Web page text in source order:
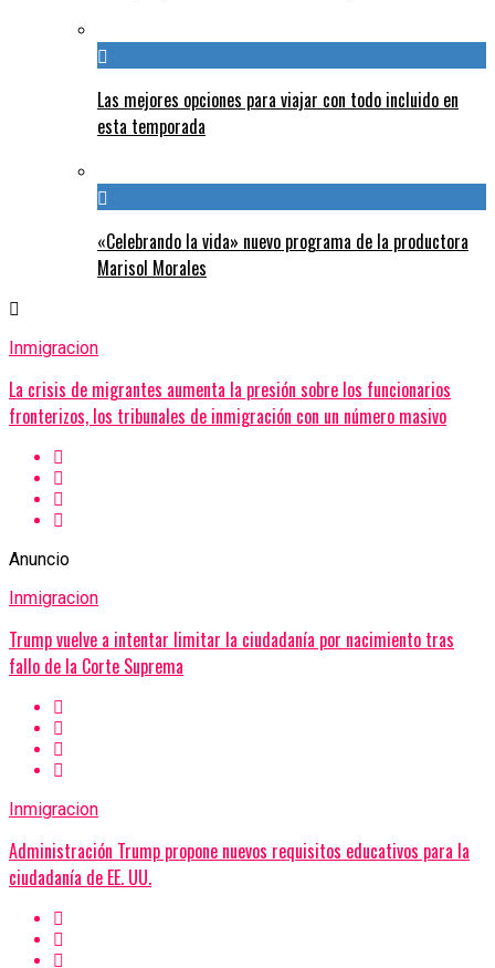
Las mejores opciones para viajar con todo incluido en
esta temporada
«Celebrando la vida» nuevo programa de la productora
Marisol Morales
Inmigracion
La crisis de migrantes aumenta la presión sobre los funcionarios
fronterizos, los tribunales de inmigración con un número masivo
Anuncio
Inmigracion
Trump vuelve a intentar limitar la ciudadanía por nacimiento tras
fallo de la Corte Suprema
Inmigracion
Administración Trump propone nuevos requisitos educativos para la
ciudadanía de EE. UU.